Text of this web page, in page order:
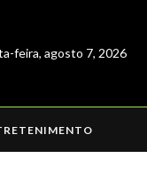
feira, agosto 7, 2026